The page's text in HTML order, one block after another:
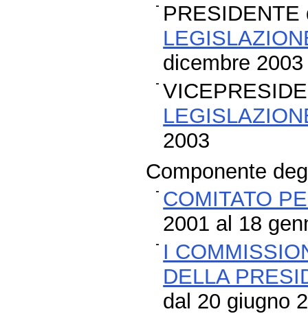
dicembre 2003
2003
Componente
COMITATO
2001 al 18
I
DELLA
dal 20 giugno